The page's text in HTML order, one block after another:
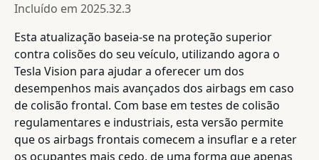
Incluído em 2025.32.3
Esta atualização baseia-se na proteção superior
contra colisões do seu veículo, utilizando agora o
Tesla Vision para ajudar a oferecer um dos
desempenhos mais avançados dos airbags em caso
de colisão frontal. Com base em testes de colisão
regulamentares e industriais, esta versão permite
que os airbags frontais comecem a insuflar e a reter
os ocupantes mais cedo, de uma forma que apenas